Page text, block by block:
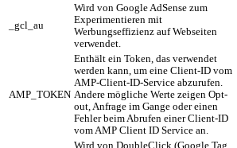
_gcl_au
Wird von Google AdSense zum
Experimentieren mit
Werbungseffizienz auf Webseiten
verwendet.
AMP_TOKEN
Enthält ein Token, das verwendet
werden kann, um eine Client-ID vom
AMP-Client-ID-Service abzurufen.
Andere mögliche Werte zeigen Opt-
out, Anfrage im Gange oder einen
Fehler beim Abrufen einer Client-ID
vom AMP Client ID Service an.